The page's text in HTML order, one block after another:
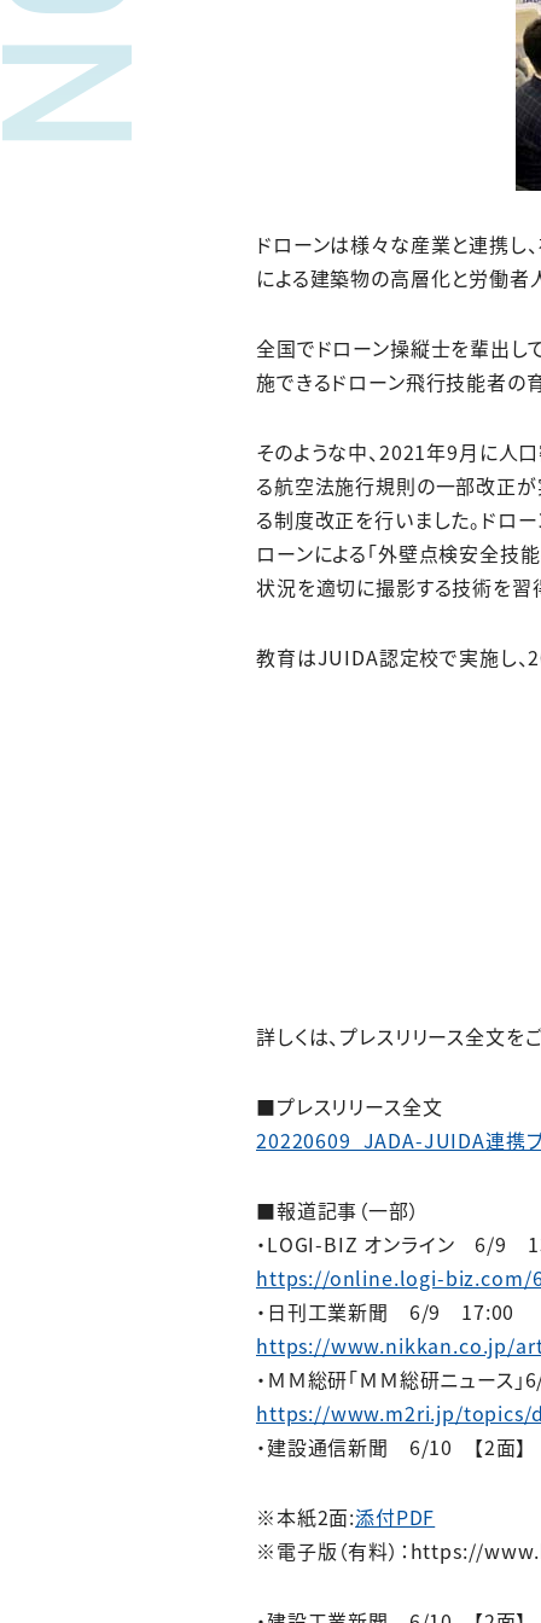
ドローンは様々な産業と連携し
による建築物の高層化と労働者
全国でドローン操縦士を輩出し
施できるドローン飛行技能者の
そのような中、2021年9月に人
る航空法施行規則の一部改正
る制度改正を行いました。ドロ
ローンによる「外壁点検安全技
状況を適切に撮影する技術を習
教育はJUIDA認定校で実施し、
詳しくは、プレスリリース全文を
■プレスリリース全文
20220609_JADA-JUIDA連携プ
■報道記事（一部）
・LOGI-BIZ オンライン 6/9
https://online.logi-biz.com/
・日刊工業新聞 6/9 17:00
https://www.nikkan.co.jp/
・ＭＭ総研「ＭＭ総研ニュース」
https://www.m2ri.jp/topics/
・建設通信新聞 6/10 【2面】
※本紙2面:添付PDF
※電子版（有料）：https://